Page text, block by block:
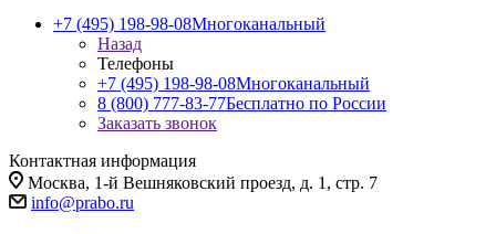
+7 (495) 198-98-08Многоканальный
Назад
Телефоны
+7 (495) 198-98-08Многоканальный
8 (800) 777-83-77Бесплатно по России
Заказать звонок
Контактная информация
Москва, 1-й Вешняковский проезд, д. 1, стр. 7
info@prabo.ru